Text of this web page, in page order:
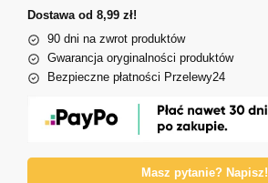
Dostawa od 8,99 zł!
90 dni na zwrot produktów
Gwarancja oryginalności produktów
Bezpieczne płatności Przelewy24
Masz pytanie? Napisz!